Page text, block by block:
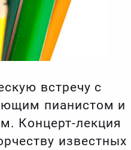
встречу с
пианистом и
Концерт-лекция
известных